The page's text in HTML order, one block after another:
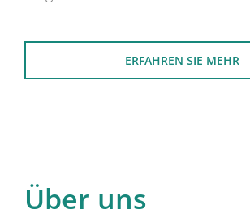
ERFAHREN SIE MEHR
Über uns